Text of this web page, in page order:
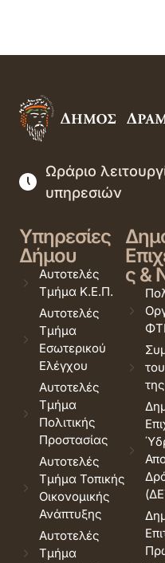
Ωράριο
υπηρεσιών
Υπηρεσίες
Δήμου
Αυτοτελές
Τμήμα Κ.Ε.Π.
Αυτοτελές
Τμήμα
Εσωτερικού
Ελέγχου
Αυτοτελές
Τμήμα
Πολιτικής
Προστασίας
Αυτοτελές
Τμήμα Τοπικής
Οικονομικής
Ανάπτυξης
Αυτοτελές
Τμήμα
ς &